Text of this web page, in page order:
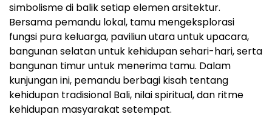
simbolisme di balik setiap elemen arsitektur.
Bersama pemandu lokal, tamu mengeksplorasi
fungsi pura keluarga, paviliun utara untuk upacara,
bangunan selatan untuk kehidupan sehari-hari, serta
bangunan timur untuk menerima tamu. Dalam
kunjungan ini, pemandu berbagi kisah tentang
kehidupan tradisional Bali, nilai spiritual, dan ritme
kehidupan masyarakat setempat.